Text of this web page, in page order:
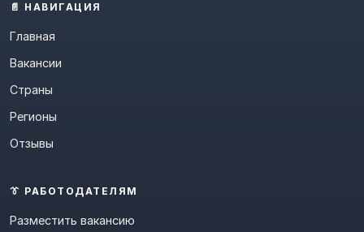
📄 НАВИГАЦИЯ
Главная
Вакансии
Страны
Регионы
Отзывы
👔 РАБОТОДАТЕЛЯМ
Разместить вакансию